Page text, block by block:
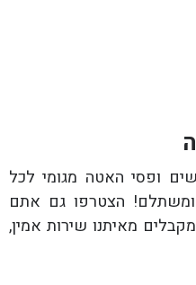
ופסי האטה מגומי לכל
ומשתלם! הצטרפו גם אתם
מאיתנו שירות אמין,